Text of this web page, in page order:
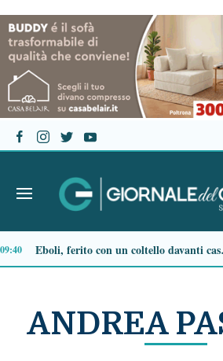
PisciottaSMS, boom di presenze per la seconda edizione: il borgo si trasforma in un palcoscenico tra sapori, musica e storia 22:24
ANDREA